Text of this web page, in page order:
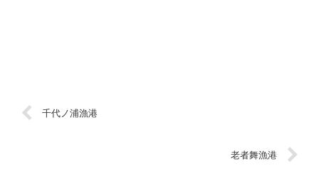
千代ノ浦漁港
老者舞漁港